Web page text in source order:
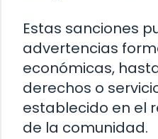
Estas sanciones
advertencias
económicas,
derechos o
establecido en el
de la comunidad.